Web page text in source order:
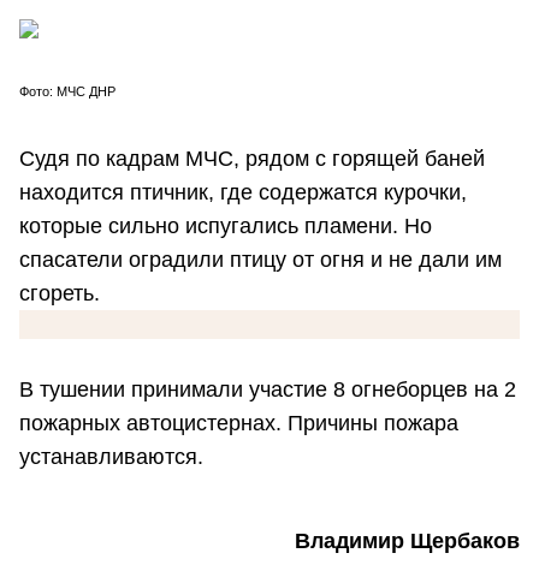
Фото: МЧС ДНР
Судя по кадрам МЧС, рядом с горящей баней
находится птичник, где содержатся курочки,
которые сильно испугались пламени. Но
спасатели оградили птицу от огня и не дали им
сгореть.
В тушении принимали участие 8 огнеборцев на 2
пожарных автоцистернах. Причины пожара
устанавливаются.
Владимир Щербаков